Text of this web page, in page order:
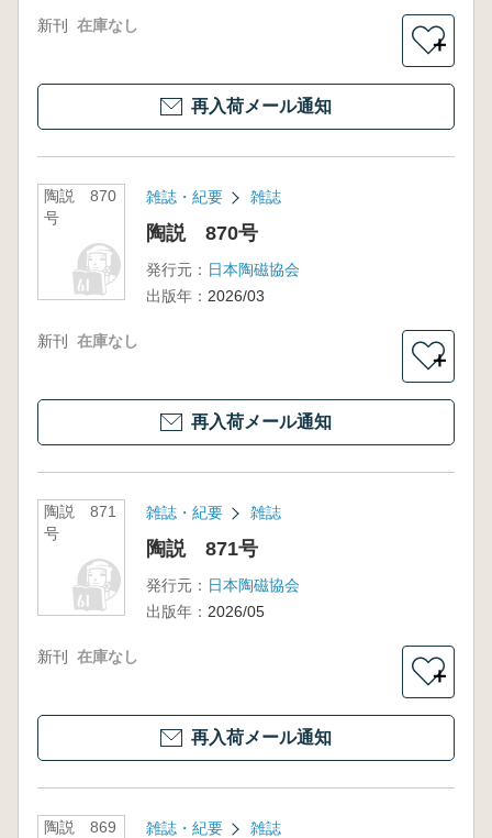
新刊 在庫なし
＋
再入荷メール通知
陶説 870
号
雑誌・紀要 雑誌
陶説 870号
発行元： 日本陶磁協会
出版年： 2026/03
新刊 在庫なし
＋
再入荷メール通知
陶説 871
号
雑誌・紀要 雑誌
陶説 871号
発行元： 日本陶磁協会
出版年： 2026/05
新刊 在庫なし
＋
再入荷メール通知
陶説 869
雑誌・紀要 雑誌